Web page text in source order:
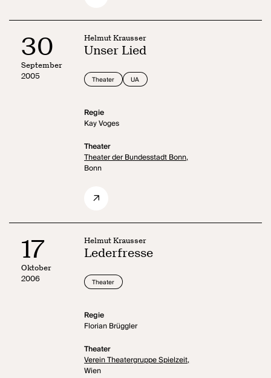
30
September
2005
Helmut Krausser
Unser Lied
Theater UA
Regie
Kay Voges
Theater
Theater der Bundesstadt Bonn,
Bonn
17
Oktober
2006
Helmut Krausser
Lederfresse
Theater
Regie
Florian Brüggler
Theater
Verein Theatergruppe Spielzeit,
Wien